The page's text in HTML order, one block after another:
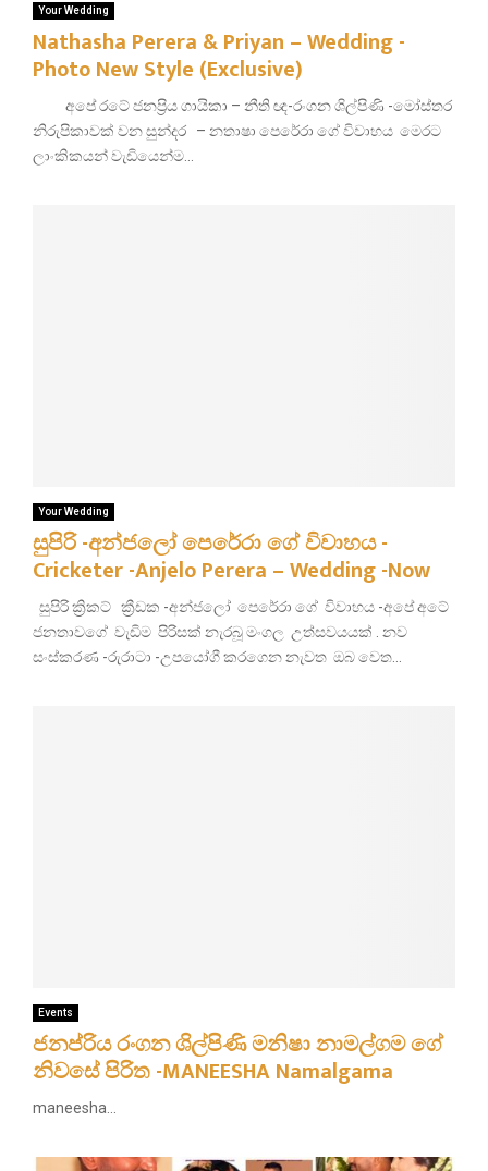
Your Wedding
Nathasha Perera & Priyan – Wedding -
Photo New Style (Exclusive)
අපේ රටේ ජනප්‍රිය ගායිකා – නීති ඥ-රංගන ශිල්පිණි -මෝස්තර
නිරුපිකාවක් වන සුන්දර – නතාෂා පෙරේරා ගේ විවාහය මෙරට
ලාංකිකයන් වැඩියෙන්ම...
Your Wedding
සුපිරි -අන්ජලෝ පෙරේරා ගේ විවාහය -
Cricketer -Anjelo Perera – Wedding -Now
සුපිරි ක්‍රිකට් ක්‍රීඩක -අන්ජලෝ පෙරේරා ගේ විවාහය -අපේ අටේ
ජනතාවගේ වැඩිම පිරිසක් නැරබූ මංගල උත්සවයයක් . නව
සංස්කරණ -රුරාටා -උපයෝගී කරගෙන නැවත ඔබ වෙත...
Events
ජනප්රිය රංගන ශිල්පිණි මනිෂා නාමල්ගම ගේ
නිවසේ පිරිත -MANEESHA Namalgama
maneesha...